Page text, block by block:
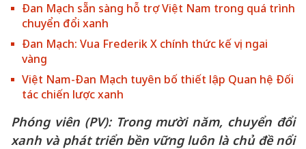
Đan Mạch sẵn sàng hỗ trợ Việt Nam trong quá trình
chuyển đổi xanh
Đan Mạch: Vua Frederik X chính thức kế vị ngai
vàng
Việt Nam-Đan Mạch tuyên bố thiết lập Quan hệ Đối
tác chiến lược xanh
Phóng viên (PV): Trong mười năm, chuyển đổi
xanh và phát triển bền vững luôn là chủ đề nổi